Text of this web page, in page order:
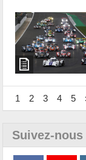
1 2 3 4 5
Suivez-nous